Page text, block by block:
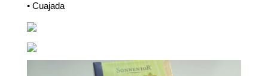
• Cuajada